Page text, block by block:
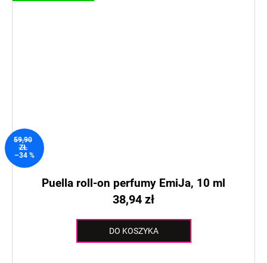
59,90
ZŁ
–34 %
Puella roll-on perfumy EmiJa, 10 ml
38,94 zł
DO KOSZYKA